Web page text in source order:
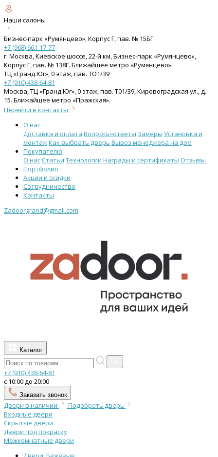
Наши салоны
Бизнес-парк «Румянцево», Корпус Г, пав. № 15БГ
+7 (968) 661-17-77
г. Москва, Киевское шоссе, 22-й км, Бизнес-парк «Румянцево»,
Корпус Г, пав. № 138Г. Ближайшее метро «Румянцево».
ТЦ «Гранд Юг», 0 этаж, пав. ТО1/39
+7 (910) 438-64-81
Москва, ТЦ «Гранд Юг», 0 этаж, пав. Т01/39, Кировоградская ул., д.
15. Ближайшее метро «Пражская».
Перейти в контакты
О нас
Доставка и оплата Вопросы-ответы Замеры Установка и
монтажКак выбрать дверь Вывоз менеджера на дом
Покупателю
О насСтатьи Технологии Награды и сертификаты Отзывы
Портфолио
Акции и скидки
Сотрудничество
Контакты
Zadoorgrand@gmail.com
Каталог
+7 (910) 438-64-81
с 10:00 до 20:00
Заказать звонок
Двери в наличии
Подобрать дверь
Входные двери
Скрытые двери
Двери под покраску
Межкомнатные двери